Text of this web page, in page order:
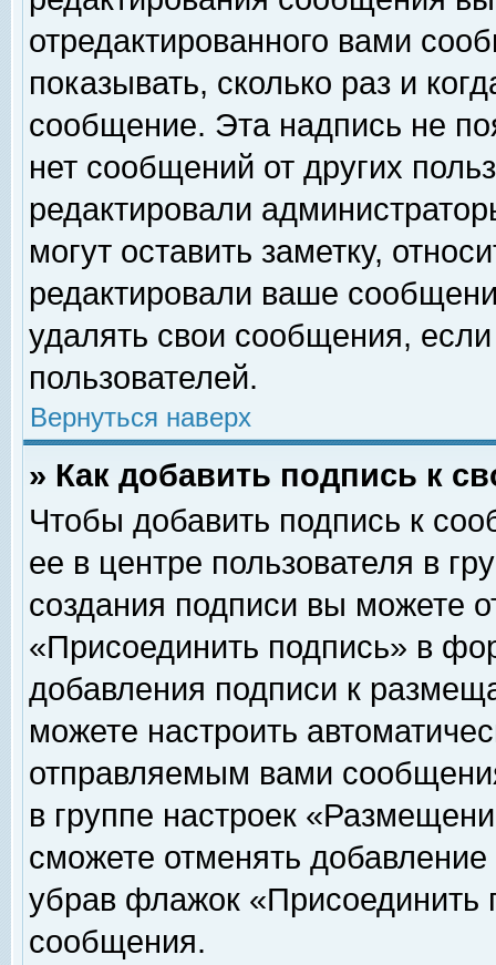
отредактированного вами
показывать, сколько раз и
сообщение. Эта надпись не
нет сообщений от других
редактировали
могут оставить заметку,
редактировали ваше
удалять свои сообщения,
пользователей.
Вернуться наверх
» Как добавить подпись к
Чтобы добавить подпись к
ее в центре пользователя в
создания подписи вы можете
«Присоединить подпись» в
добавления подписи к
можете настроить
отправляемым вами
в группе настроек
сможете отменять
убрав флажок «Присоединить
сообщения.